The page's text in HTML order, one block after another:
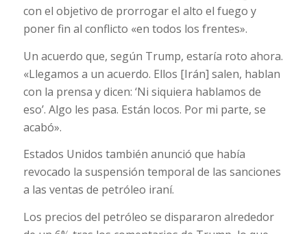
con el objetivo de prorrogar el alto el fuego y
poner fin al conflicto «en todos los frentes».
Un acuerdo que, según Trump, estaría roto ahora.
«Llegamos a un acuerdo. Ellos [Irán] salen, hablan
con la prensa y dicen: ‘Ni siquiera hablamos de
eso’. Algo les pasa. Están locos. Por mi parte, se
acabó».
Estados Unidos también anunció que había
revocado la suspensión temporal de las sanciones
a las ventas de petróleo iraní.
Los precios del petróleo se dispararon alrededor